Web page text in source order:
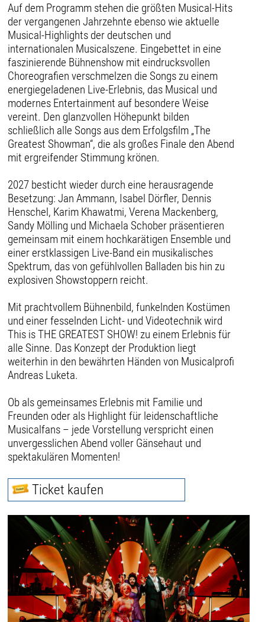
Auf dem Programm stehen die größten Musical-Hits
der vergangenen Jahrzehnte ebenso wie aktuelle
Musical-Highlights der deutschen und
internationalen Musicalszene. Eingebettet in eine
faszinierende Bühnenshow mit eindrucksvollen
Choreografien verschmelzen die Songs zu einem
energiegeladenen Live-Erlebnis, das Musical und
modernes Entertainment auf besondere Weise
vereint. Den glanzvollen Höhepunkt bilden
schließlich alle Songs aus dem Erfolgsfilm „The
Greatest Showman“, die als großes Finale den Abend
mit ergreifender Stimmung krönen.
2027 besticht wieder durch eine herausragende
Besetzung: Jan Ammann, Isabel Dörfler, Dennis
Henschel, Karim Khawatmi, Verena Mackenberg,
Sandy Mölling und Michaela Schober präsentieren
gemeinsam mit einem hochkarätigen Ensemble und
einer erstklassigen Live-Band ein musikalisches
Spektrum, das von gefühlvollen Balladen bis hin zu
explosiven Showstoppern reicht.
Mit prachtvollem Bühnenbild, funkelnden Kostümen
und einer fesselnden Licht- und Videotechnik wird
This is THE GREATEST SHOW! zu einem Erlebnis für
alle Sinne. Das Konzept der Produktion liegt
weiterhin in den bewährten Händen von Musicalprofi
Andreas Luketa.
Ob als gemeinsames Erlebnis mit Familie und
Freunden oder als Highlight für leidenschaftliche
Musicalfans – jede Vorstellung verspricht einen
unvergesslichen Abend voller Gänsehaut und
spektakulären Momenten!
Ticket kaufen